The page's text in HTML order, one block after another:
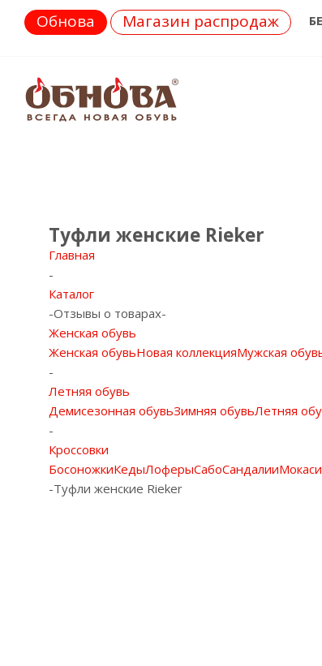
Обнова Магазин распродаж
Туфли женские Rieker
Главная
-
Каталог
-Отзывы о товарах-
Женская обувь
Женская обувьНовая коллекцияМужская
-
Летняя обувь
Демисезонная обувьЗимняя обувьЛетняя
-
Кроссовки
БосоножкиКедыЛоферыСабоСандалии
-Туфли женские Rieker